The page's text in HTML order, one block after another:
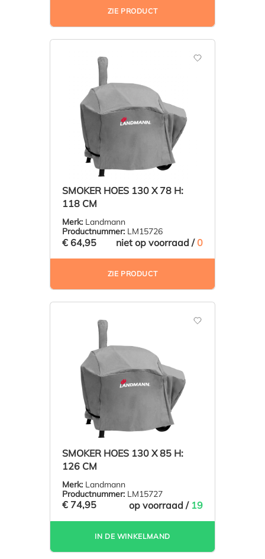
ZIE PRODUCT
SMOKER HOES 130 X 78 H:
118 CM
Merk: Landmann
Productnummer: LM15726
€ 64,95 niet op voorraad /0
ZIE PRODUCT
SMOKER HOES 130 X 85 H:
126 CM
Merk: Landmann
Productnummer: LM15727
€ 74,95 op voorraad / 19
IN DE WINKELMAND